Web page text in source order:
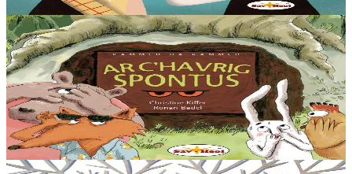
En stock
13,00 €
3 ans et plus
Sav-heol
La Chèvre biscornue
Quand Lapin arrive à l’entrée de son terrier, un bruit bizarre le fait
sursauter. Dedans, y’a quelque chose qui bouge, quelque chose avec
deux yeux...
En stock12,00 €
6 ans et plus